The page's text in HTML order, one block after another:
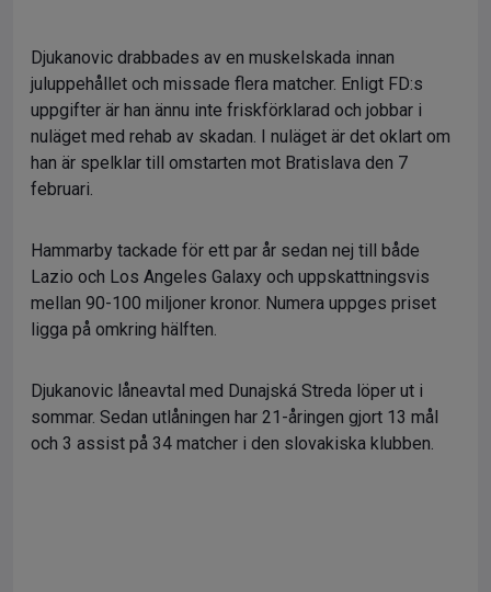
Djukanovic drabbades av en muskelskada innan
juluppehållet och missade flera matcher. Enligt FD:s
uppgifter är han ännu inte friskförklarad och jobbar i
nuläget med rehab av skadan. I nuläget är det oklart om
han är spelklar till omstarten mot Bratislava den 7
februari.
Hammarby tackade för ett par år sedan nej till både
Lazio och Los Angeles Galaxy och uppskattningsvis
mellan 90-100 miljoner kronor. Numera uppges priset
ligga på omkring hälften.
Djukanovic låneavtal med Dunajská Streda löper ut i
sommar. Sedan utlåningen har 21-åringen gjort 13 mål
och 3 assist på 34 matcher i den slovakiska klubben.